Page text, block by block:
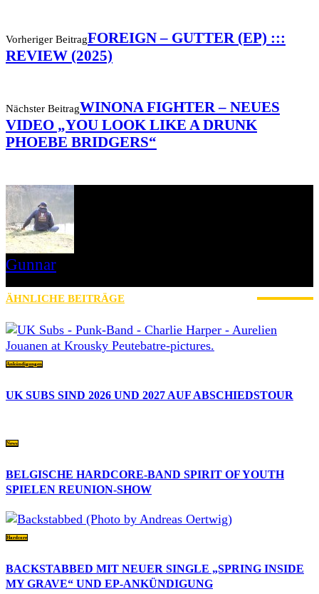
Vorheriger BeitragFOREIGN – GUTTER (EP) :::
REVIEW (2025)
Nächster BeitragWINONA FIGHTER – NEUES
VIDEO „YOU LOOK LIKE A DRUNK
PHOEBE BRIDGERS“
Gunnar
ÄHNLICHE BEITRÄGE
Ankündigungen
UK SUBS SIND 2026 UND 2027 AUF ABSCHIEDSTOUR
News
BELGISCHE HARDCORE-BAND SPIRIT OF YOUTH
SPIELEN REUNION-SHOW
Hardcore
BACKSTABBED MIT NEUER SINGLE „SPRING INSIDE
MY GRAVE“ UND EP-ANKÜNDIGUNG